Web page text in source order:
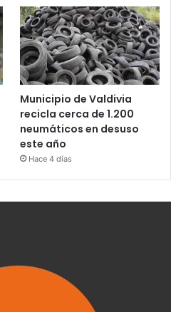
Municipio de Valdivia
recicla cerca de 1.200
neumáticos en desuso
este año
Hace 4 días